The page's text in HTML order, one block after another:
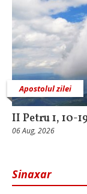
Apostolul zilei
II Petru 1, 10-
06 Aug, 2026
Sinaxar